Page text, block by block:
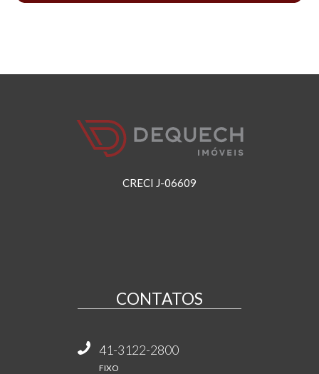
CRECI J-06609
CONTATOS
41-3122-2800
FIXO